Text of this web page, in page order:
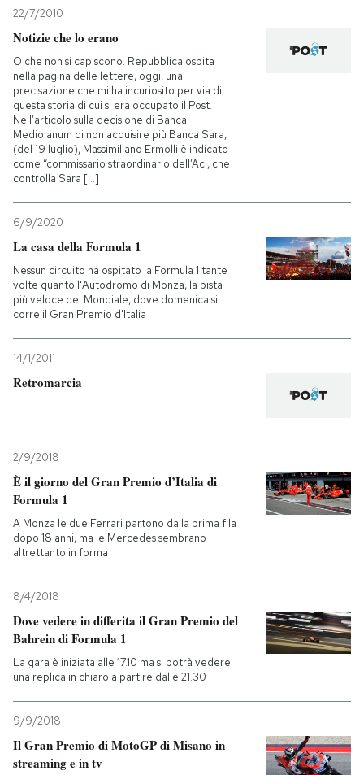
22/7/2010
Notizie che lo erano
O che non si capiscono. Repubblica ospita
nella pagina delle lettere, oggi, una
precisazione che mi ha incuriosito per via di
questa storia di cui si era occupato il Post.
Nell’articolo sulla decisione di Banca
Mediolanum di non acquisire più Banca Sara,
(del 19 luglio), Massimiliano Ermolli è indicato
come “commissario straordinario dell’Aci, che
controlla Sara [...]
6/9/2020
La casa della Formula 1
Nessun circuito ha ospitato la Formula 1 tante
volte quanto l'Autodromo di Monza, la pista
più veloce del Mondiale, dove domenica si
corre il Gran Premio d'Italia
14/1/2011
Retromarcia
2/9/2018
È il giorno del Gran Premio d’Italia di
Formula 1
A Monza le due Ferrari partono dalla prima fila
dopo 18 anni, ma le Mercedes sembrano
altrettanto in forma
8/4/2018
Dove vedere in differita il Gran Premio del
Bahrein di Formula 1
La gara è iniziata alle 17.10 ma si potrà vedere
una replica in chiaro a partire dalle 21.30
9/9/2018
Il Gran Premio di MotoGP di Misano in
streaming e in tv